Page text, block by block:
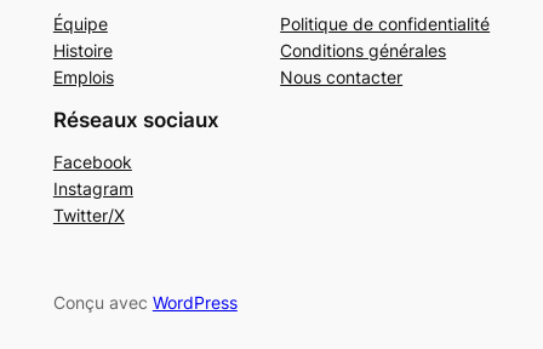
Équipe
Histoire
Emplois
Politique de confidentialité
Conditions générales
Nous contacter
Réseaux sociaux
Facebook
Instagram
Twitter/X
Conçu avec WordPress